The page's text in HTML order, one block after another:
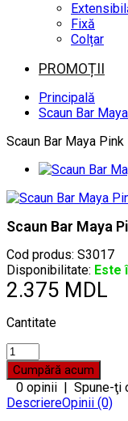
Fixă
Colțar
PROMOȚII
Principală
Scaun Bar
Scaun Bar Maya Pink
Scaun Bar Maya
Cod produs: S3017
Disponibilitate: Este
2.375 MDL
Cantitate
0 opinii | Spune-ţi
DescriereOpinii (0)